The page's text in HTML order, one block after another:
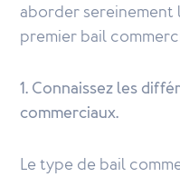
aborder sereinement
premier bail
1. Connaissez les
commerciaux.
Le type de bail